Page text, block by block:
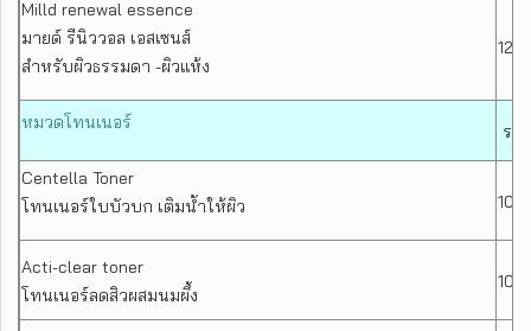
Milld renewal essence
มายด์ รีนิววอล เอสเซนส์
สำหรับผิวธรรมดา -ผิวแห้ง
12
หมวดโทนเนอร์ รา
Centella Toner
โทนเนอร์ใบบัวบก เติมน้ำให้ผิว
100
Acti-clear toner
โทนเนอร์ลดสิวผสมนมผึ้ง
100